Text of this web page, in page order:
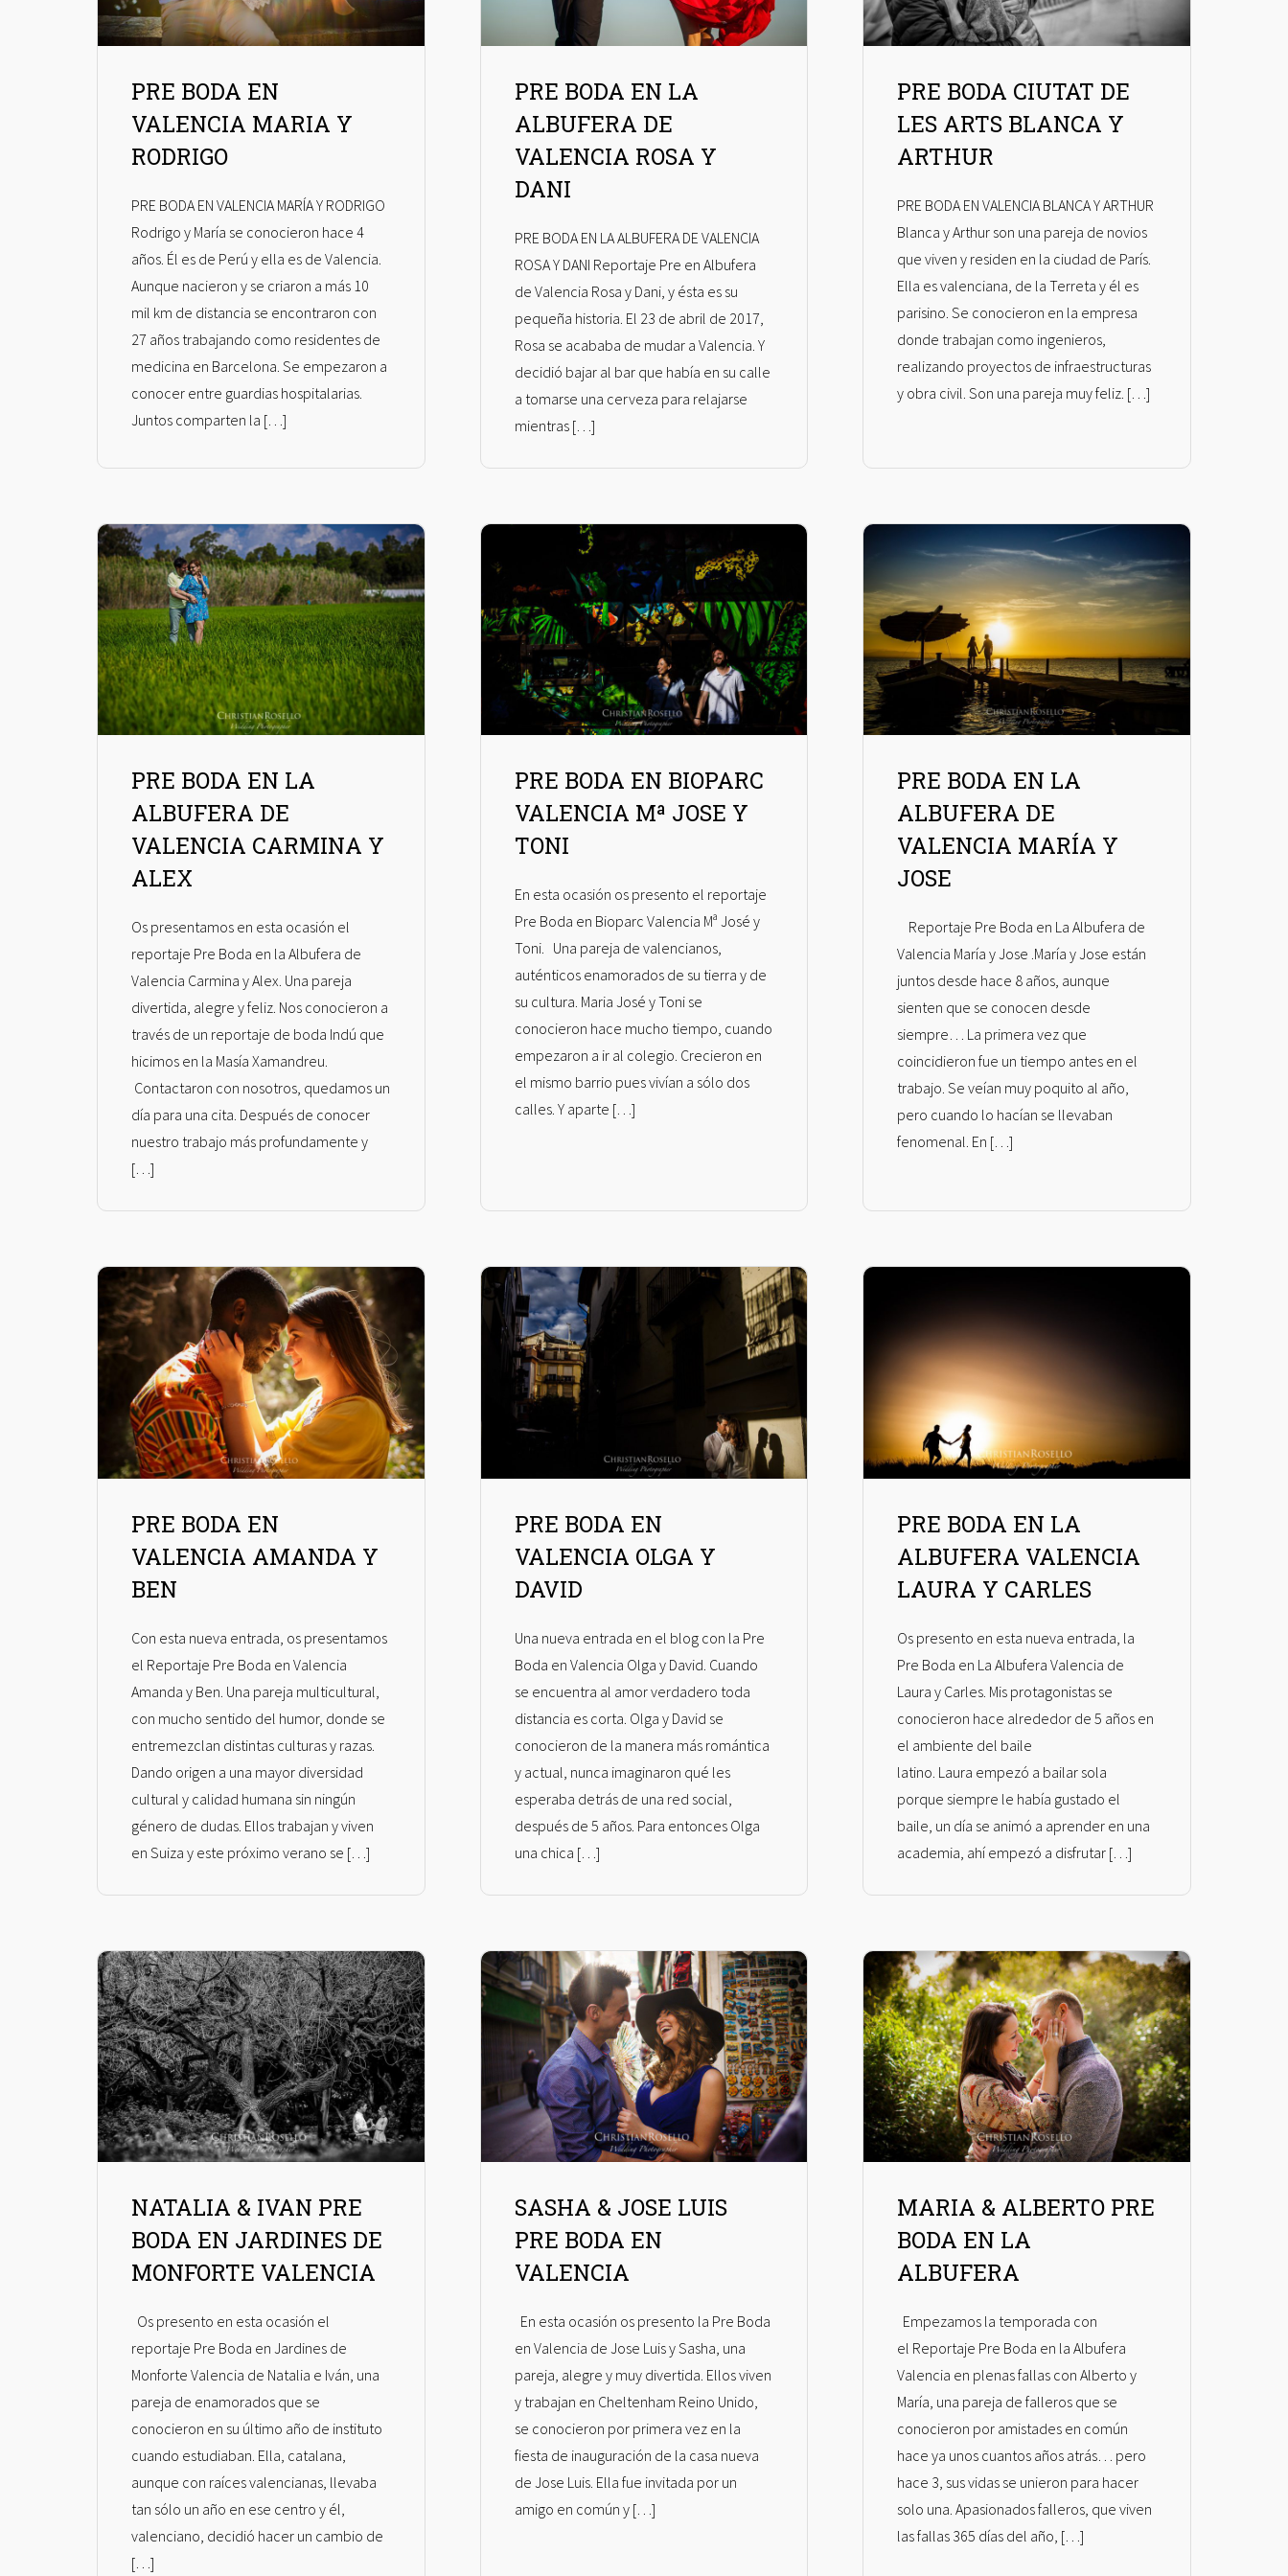
PRE BODA EN
VALENCIA MARIA Y
RODRIGO
PRE BODA EN VALENCIA MARÍA Y RODRIGO
Rodrigo y María se conocieron hace 4
años. Él es de Perú y ella es de Valencia.
Aunque nacieron y se criaron a más 10
mil km de distancia se encontraron con
27 años trabajando como residentes de
medicina en Barcelona. Se empezaron a
conocer entre guardias hospitalarias.
Juntos comparten la […]
PRE BODA EN LA
ALBUFERA DE
VALENCIA ROSA Y
DANI
PRE BODA EN LA ALBUFERA DE VALENCIA
ROSA Y DANI Reportaje Pre en Albufera
de Valencia Rosa y Dani, y ésta es su
pequeña historia. El 23 de abril de 2017,
Rosa se acababa de mudar a Valencia. Y
decidió bajar al bar que había en su calle
a tomarse una cerveza para relajarse
mientras […]
PRE BODA CIUTAT DE
LES ARTS BLANCA Y
ARTHUR
PRE BODA EN VALENCIA BLANCA Y ARTHUR
Blanca y Arthur son una pareja de novios
que viven y residen en la ciudad de París.
Ella es valenciana, de la Terreta y él es
parisino. Se conocieron en la empresa
donde trabajan como ingenieros,
realizando proyectos de infraestructuras
y obra civil. Son una pareja muy feliz. […]
PRE BODA EN LA
ALBUFERA DE
VALENCIA CARMINA Y
ALEX
Os presentamos en esta ocasión el
reportaje Pre Boda en la Albufera de
Valencia Carmina y Alex. Una pareja
divertida, alegre y feliz. Nos conocieron a
través de un reportaje de boda Indú que
hicimos en la Masía Xamandreu.
Contactaron con nosotros, quedamos un
día para una cita. Después de conocer
nuestro trabajo más profundamente y
[…]
PRE BODA EN BIOPARC
VALENCIA Mª JOSE Y
TONI
En esta ocasión os presento el reportaje
Pre Boda en Bioparc Valencia Mª José y
Toni. Una pareja de valencianos,
auténticos enamorados de su tierra y de
su cultura. Maria José y Toni se
conocieron hace mucho tiempo, cuando
empezaron a ir al colegio. Crecieron en
el mismo barrio pues vivían a sólo dos
calles. Y aparte […]
PRE BODA EN LA
ALBUFERA DE
VALENCIA MARÍA Y
JOSE
Reportaje Pre Boda en La Albufera de
Valencia María y Jose .María y Jose están
juntos desde hace 8 años, aunque
sienten que se conocen desde
siempre… La primera vez que
coincidieron fue un tiempo antes en el
trabajo. Se veían muy poquito al año,
pero cuando lo hacían se llevaban
fenomenal. En […]
PRE BODA EN
VALENCIA AMANDA Y
BEN
Con esta nueva entrada, os presentamos
el Reportaje Pre Boda en Valencia
Amanda y Ben. Una pareja multicultural,
con mucho sentido del humor, donde se
entremezclan distintas culturas y razas.
Dando origen a una mayor diversidad
cultural y calidad humana sin ningún
género de dudas. Ellos trabajan y viven
en Suiza y este próximo verano se […]
PRE BODA EN
VALENCIA OLGA Y
DAVID
Una nueva entrada en el blog con la Pre
Boda en Valencia Olga y David. Cuando
se encuentra al amor verdadero toda
distancia es corta. Olga y David se
conocieron de la manera más romántica
y actual, nunca imaginaron qué les
esperaba detrás de una red social,
después de 5 años. Para entonces Olga
una chica […]
PRE BODA EN LA
ALBUFERA VALENCIA
LAURA Y CARLES
Os presento en esta nueva entrada, la
Pre Boda en La Albufera Valencia de
Laura y Carles. Mis protagonistas se
conocieron hace alrededor de 5 años en
el ambiente del baile
latino. Laura empezó a bailar sola
porque siempre le había gustado el
baile, un día se animó a aprender en una
academia, ahí empezó a disfrutar […]
NATALIA & IVAN PRE
BODA EN JARDINES DE
MONFORTE VALENCIA
Os presento en esta ocasión el
reportaje Pre Boda en Jardines de
Monforte Valencia de Natalia e Iván, una
pareja de enamorados que se
conocieron en su último año de instituto
cuando estudiaban. Ella, catalana,
aunque con raíces valencianas, llevaba
tan sólo un año en ese centro y él,
valenciano, decidió hacer un cambio de
[…]
SASHA & JOSE LUIS
PRE BODA EN
VALENCIA
En esta ocasión os presento la Pre Boda
en Valencia de Jose Luis y Sasha, una
pareja, alegre y muy divertida. Ellos viven
y trabajan en Cheltenham Reino Unido,
se conocieron por primera vez en la
fiesta de inauguración de la casa nueva
de Jose Luis. Ella fue invitada por un
amigo en común y […]
MARIA & ALBERTO PRE
BODA EN LA
ALBUFERA
Empezamos la temporada con
el Reportaje Pre Boda en la Albufera
Valencia en plenas fallas con Alberto y
María, una pareja de falleros que se
conocieron por amistades en común
hace ya unos cuantos años atrás… pero
hace 3, sus vidas se unieron para hacer
solo una. Apasionados falleros, que viven
las fallas 365 días del año, […]